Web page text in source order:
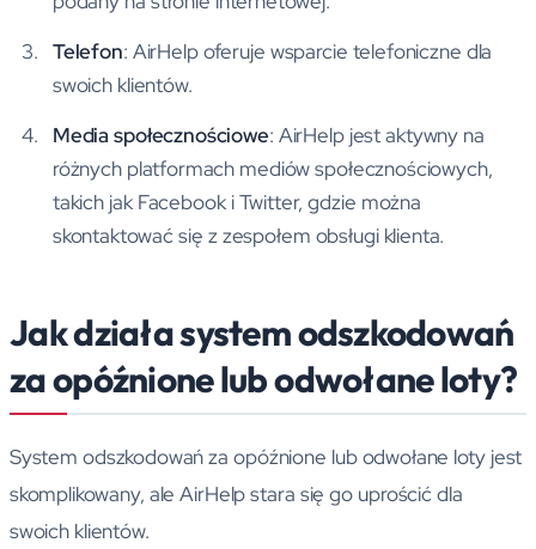
Telefon: AirHelp oferuje wsparcie telefoniczne dla
swoich klientów.
Media społecznościowe: AirHelp jest aktywny na
różnych platformach mediów społecznościowych,
takich jak Facebook i Twitter, gdzie można
skontaktować się z zespołem obsługi klienta.
Jak działa system odszkodowań
za opóźnione lub odwołane loty?
System odszkodowań za opóźnione lub odwołane loty jest
skomplikowany, ale AirHelp stara się go uprościć dla
swoich klientów.